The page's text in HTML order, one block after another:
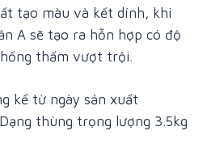
tạo màu và kết dính, khi
A sẽ tạo ra hỗn hợp có độ
thấm vượt trội.
kể từ ngày sản xuất
thùng trọng lượng 3.5kg